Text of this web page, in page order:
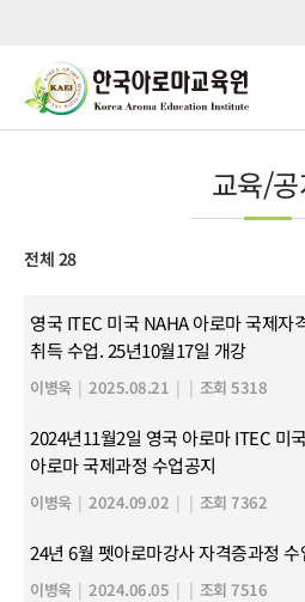
교육/공
전체 28
영국 ITEC 미국 NAHA 아로마 국제자
취득 수업. 25년10월17일 개강
이병욱 | 2025.08.21 | | 조회 5318
2024년11월2일 영국 아로마 ITEC 미
아로마 국제과정 수업공지
이병욱 | 2024.09.02 | | 조회 7362
24년 6월 펫아로마강사 자격증과정 수
이병욱 | 2024.06.05 | | 조회 7516